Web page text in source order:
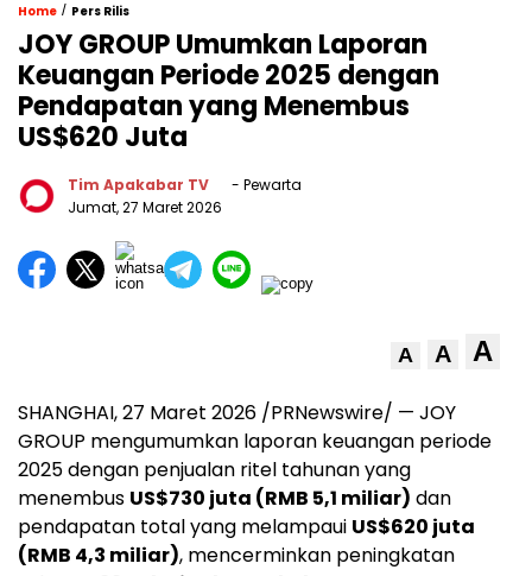
Home / Pers Rilis
JOY GROUP Umumkan Laporan
Keuangan Periode 2025 dengan
Pendapatan yang Menembus
US$620 Juta
Tim Apakabar TV
- Pewarta
Jumat, 27 Maret 2026
A A A
SHANGHAI, 27 Maret 2026 /PRNewswire/ — JOY
GROUP mengumumkan laporan keuangan periode
2025 dengan penjualan ritel tahunan yang
menembus US$730 juta (RMB 5,1 miliar) dan
pendapatan total yang melampaui US$620 juta
(RMB 4,3 miliar), mencerminkan peningkatan